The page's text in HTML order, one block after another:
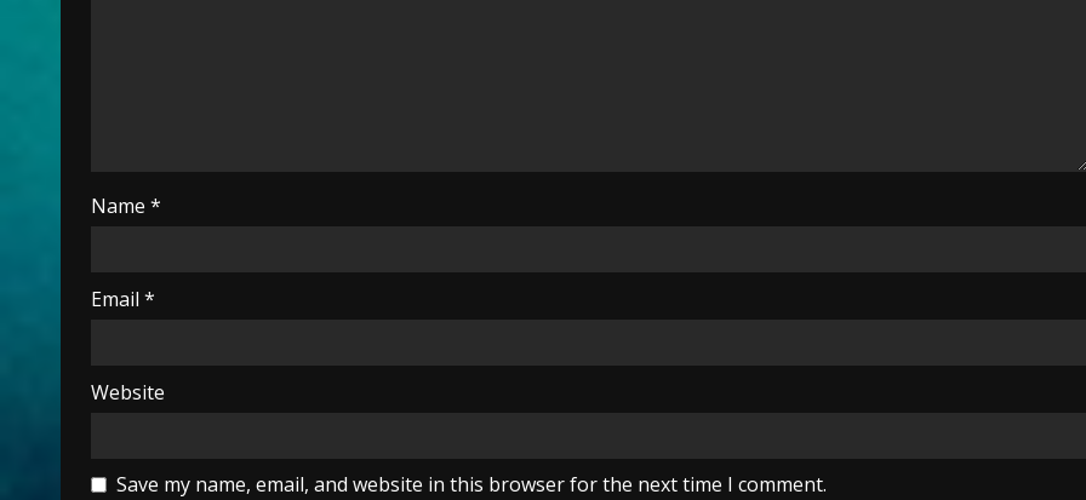
Name *
Email *
Website
Save my name, email, and website in this browser for the next time I comment.